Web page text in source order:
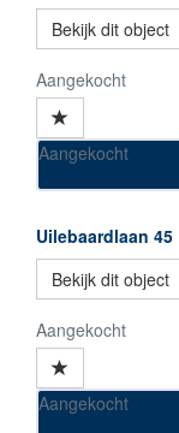
Bekijk dit object
Aangekocht
Aangekocht
Uilebaardlaan 45
Bekijk dit object
Aangekocht
Aangekocht